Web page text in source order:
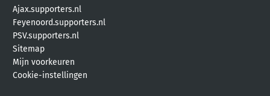
Ajax.supporters.nl
Feyenoord.supporters.nl
PSV.supporters.nl
Sitemap
Mijn voorkeuren
Cookie-instellingen